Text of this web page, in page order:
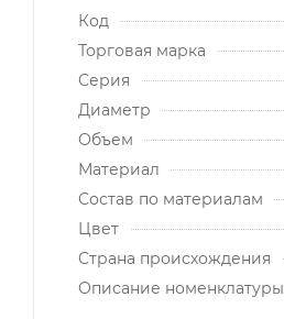
Код
Торговая марка
Серия
Диаметр
Объем
Материал
Состав по материалам
Цвет
Страна происхождения
Описание номенклатуры